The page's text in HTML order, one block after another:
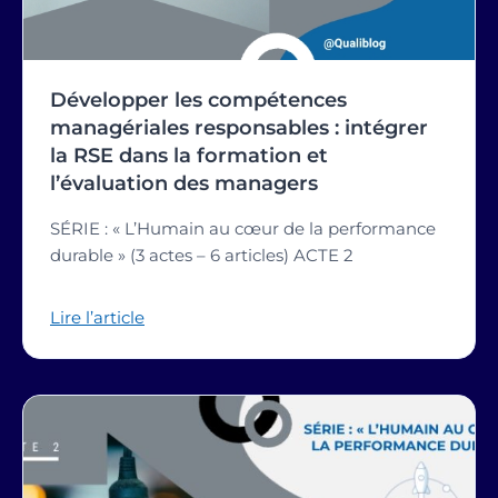
Développer les compétences
managériales responsables : intégrer
la RSE dans la formation et
l’évaluation des managers
SÉRIE : « L’Humain au cœur de la performance
durable » (3 actes – 6 articles) ACTE 2
Lire l’article